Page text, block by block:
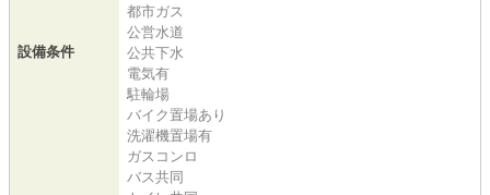
設備条件
都市ガス
公営水道
公共下水
電気有
駐輪場
バイク置場あり
洗濯機置場有
ガスコンロ
バス共同